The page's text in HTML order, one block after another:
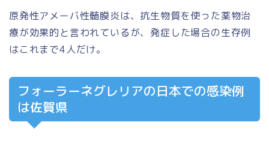
原発性アメーバ性髄膜炎は、抗生物質を使った薬物治
療が効果的と言われているが、発症した場合の生存例
はこれまで4人だけ。
フォーラーネグレリアの日本での感染例
は佐賀県